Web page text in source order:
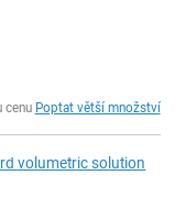
cenu Poptat větší množství
volumetric solution